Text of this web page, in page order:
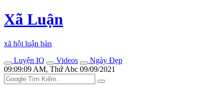
Xã Luận
xã hội luận bàn
Luyện IQ
Videos
Ngày Đẹp
09:09:09 AM, Thứ Abc 09/09/2021